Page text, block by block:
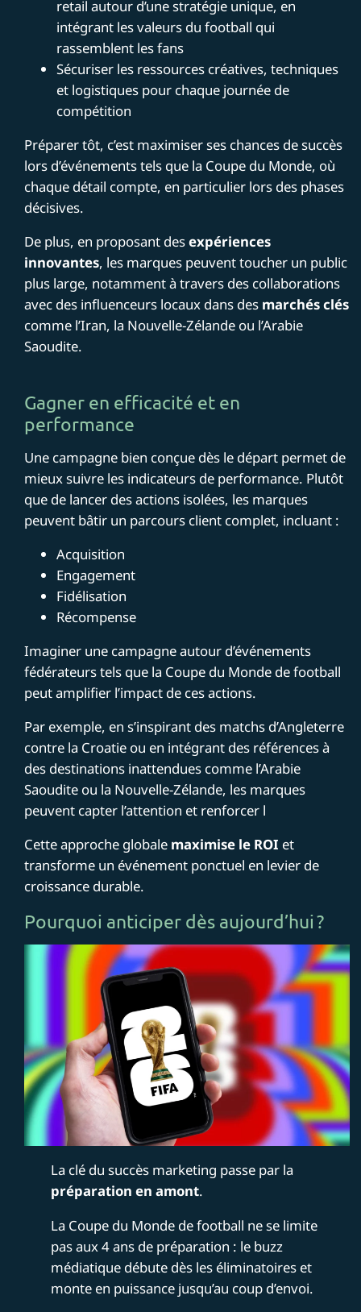
retail autour d’une stratégie unique, en
intégrant les valeurs du football qui
rassemblent les fans
Sécuriser les ressources créatives, techniques
et logistiques pour chaque journée de
compétition
Préparer tôt, c’est maximiser ses chances de succès
lors d’événements tels que la Coupe du Monde, où
chaque détail compte, en particulier lors des phases
décisives.
De plus, en proposant desexpériences
innovantes, les marques peuvent toucher un public
plus large, notamment à travers des collaborations
avec des influenceurs locaux dans des marchés clés
comme l’Iran, la Nouvelle-Zélande ou l’Arabie
Saoudite.
Gagner en efficacité et en
performance
Une campagne bien conçue dès le départ permet de
mieux suivre les indicateurs de performance. Plutôt
que de lancer des actions isolées, les marques
peuvent bâtir un parcours client complet, incluant :
Acquisition
Engagement
Fidélisation
Récompense
Imaginer une campagne autour d’événements
fédérateurs tels que la Coupe du Monde de football
peut amplifier l’impact de ces actions.
Par exemple, en s’inspirant des matchs d’Angleterre
contre la Croatie ou en intégrant des références à
des destinations inattendues comme l’Arabie
Saoudite ou la Nouvelle-Zélande, les marques
peuvent capter l’attention et renforcer l
Cette approche globale maximise le ROI et
transforme un événement ponctuel en levier de
croissance durable.
Pourquoi anticiper dès aujourd’hui ?
La clé du succès marketing passe par la
préparation en amont.
La Coupe du Monde de football ne se limite
pas aux 4 ans de préparation : le buzz
médiatique débute dès les éliminatoires et
monte en puissance jusqu’au coup d’envoi.